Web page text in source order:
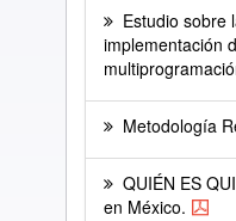
Estudio sobre
implementación
Metodología
QUIÉN ES
en México.